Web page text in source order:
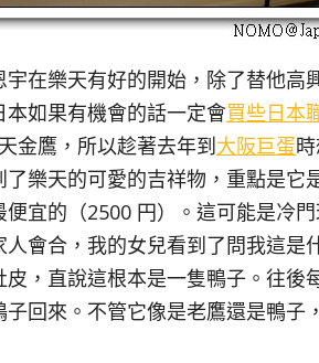
樂天有好的開始，除了替他高
如果有機會的話一定會買些日本
金鷹，所以趁著去年到大阪巨蛋
樂天的可愛的吉祥物，重點是它
宜的（2500 円）。這可能是冷
會合，我的女兒看到了問我這是
，直說這根本是一隻鴨子。往後
回來。不管它像是老鷹還是鴨子